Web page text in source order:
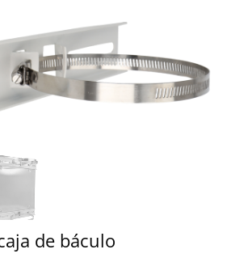
de báculo